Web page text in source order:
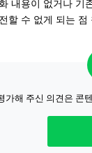
내용이 없거나 기
할 수 없게 되는 점
가해 주신 의견은 콘